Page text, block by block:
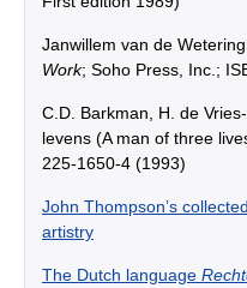
Janwillem van de
Work; Soho Press, Inc.;
C.D. Barkman, H. de
levens (A man of three
225-1650-4 (1993)
John Thompson’s
artistry
The Dutch language